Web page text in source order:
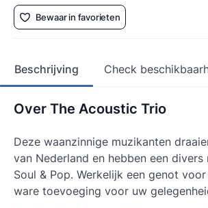
Bewaar in favorieten
Beschrijving Check
Over The Acoustic Trio
Deze waanzinnige muzikanten
van Nederland en hebben een
Soul & Pop. Werkelijk een genot
ware toevoeging voor uw